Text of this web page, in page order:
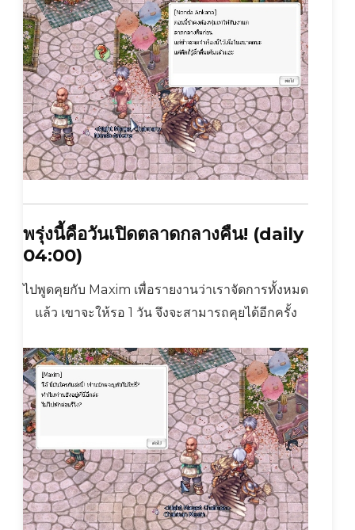
พรุ่งนี้คือวันเปิดตลาดกลางคืน! (daily
04:00)
ไปพูดคุยกับ Maxim เพื่อรายงานว่าเราจัดการทั้งหมด
แล้ว เขาจะให้รอ 1 วัน จึงจะสามารถคุยได้อีกครั้ง